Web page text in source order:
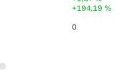
+194,19 %
0